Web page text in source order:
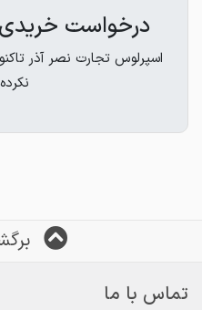
درخواست
اسپرلوس تجارت نصر آذر
تماس با ما